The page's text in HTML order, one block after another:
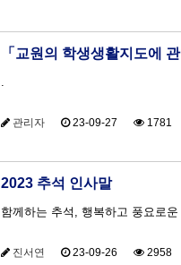
「교원의 학생생활지도에
.
관리자 23-09-27 1781
2023 추석 인사말
함께하는 추석, 행복하고
진서연 23-09-26 2958